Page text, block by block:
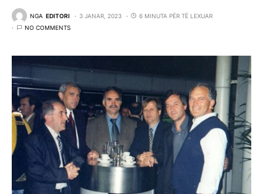
NGA EDITORI 3 JANAR, 2023
6 MINUTA PËR TË LEXUAR
NO COMMENTS